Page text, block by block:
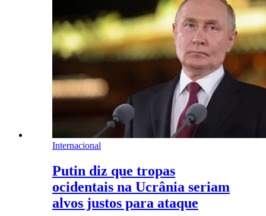
Internacional
Putin diz que tropas
ocidentais na Ucrânia seriam
alvos justos para ataque